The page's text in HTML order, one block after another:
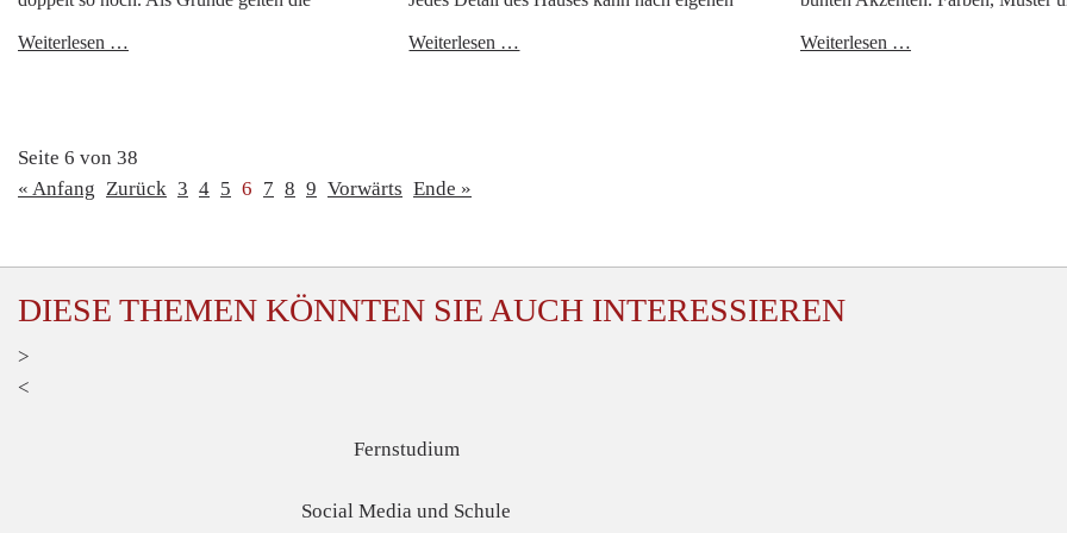
Weiterlesen … Weiterlesen … Weiterlesen …Schöner
Seite 6 von 38
« Anfang Zurück 3 4 5 6 7 8 9 Vorwärts Ende »
_
_
_
_
_
DIESE THEMEN KÖNNTEN SIE AUCH INTERESSIEREN
>
<
Fernstudium
Social Media und Schule